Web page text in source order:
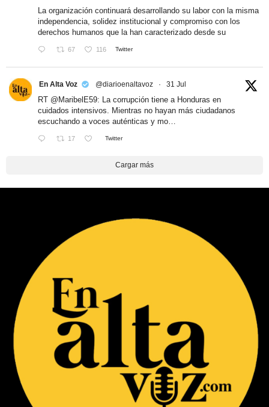
La organización continuará desarrollando su labor con la misma
independencia, solidez institucional y compromiso con los
derechos humanos que la han caracterizado desde su
67 116 Twitter
En Alta Voz @diarioenaltavoz · 31 Jul
RT @MaribelE59: La corrupción tiene a Honduras en
cuidados intensivos. Mientras no hayan más ciudadanos
escuchando a voces auténticas y mo…
17 Twitter
Cargar más